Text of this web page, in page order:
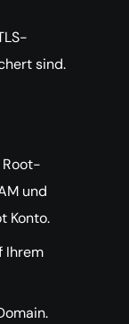
sind.
Root-
und
Konto.
Ihrem